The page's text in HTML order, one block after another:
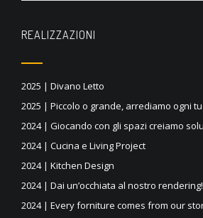
REALIZZAZIONI
2025 | Divano Letto
2025 | Piccolo o grande, arrediamo ogni
2024 | Giocando con gli spazi creiamo
2024 | Cucina e Living Project
2024 | Kitchen Design
2024 | Dai un’occhiata al nostro rendering!
2024 | Every forniture comes from our